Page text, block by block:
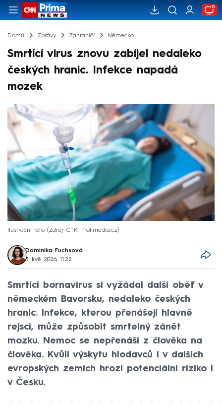
Domů Zprávy Zahraničí Německo
Smrtící virus znovu zabíjel nedaleko
českých hranic. Infekce napadá
mozek
Ilustrační foto Zdroj: ČTK, Profimedia.cz
Dominika Fuchsová
3. kvě 2026, 11:22
Smrtící bornavirus si vyžádal další oběť v
německém Bavorsku, nedaleko českých
hranic. Infekce, kterou přenášejí hlavně
rejsci, může způsobit smrtelný zánět
mozku. Nemoc se nepřenáší z člověka na
člověka. Kvůli výskytu hlodavců i v dalších
evropských zemích hrozí potenciální riziko i
v Česku.